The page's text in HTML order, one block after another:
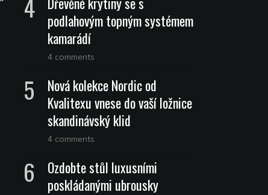
podlahovým topným systémem
kamarádí
4 comments
Nová kolekce Nordic od
Kvalitexu vnese do vaší ložnice
skandinávský klid
4 comments
Ozdobte stůl luxusními
poskládanými ubrousky